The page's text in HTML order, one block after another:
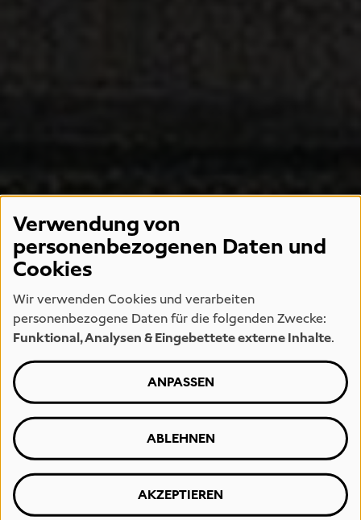
Verwendung von
personenbezogenen Daten und
Cookies
Wir verwenden Cookies und verarbeiten
personenbezogene Daten für die folgenden Zwecke:
Funktional, Analysen & Eingebettete externe Inhalte.
ANPASSEN
ABLEHNEN
AKZEPTIEREN